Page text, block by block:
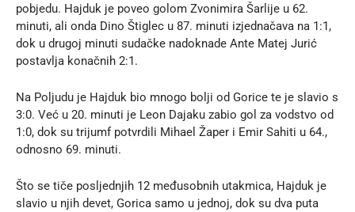
pobjedu. Hajduk je poveo golom Zvonimira Šarlije u 62.
minuti, ali onda Dino Štiglec u 87. minuti izjednačava na 1:1,
dok u drugoj minuti sudačke nadoknade Ante Matej Jurić
postavlja konačnih 2:1.
Na Poljudu je Hajduk bio mnogo bolji od Gorice te je slavio s
3:0. Već u 20. minuti je Leon Dajaku zabio gol za vodstvo od
1:0, dok su trijumf potvrdili Mihael Žaper i Emir Sahiti u 64.,
odnosno 69. minuti.
Što se tiče posljednjih 12 međusobnih utakmica, Hajduk je
slavio u njih devet, Gorica samo u jednoj, dok su dva puta